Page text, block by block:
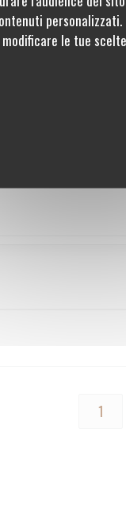
modificare le tue
irréprochable et de très
1